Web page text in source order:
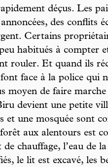
déçus. Les
des conflits
Certains
habitués à compter
rouler. Et quand ils
face à la police qui
moyen de faire
devient une petite
et une mosquée sont
aux alentours est
chauffage, l’eau de
le lit est excavé, les